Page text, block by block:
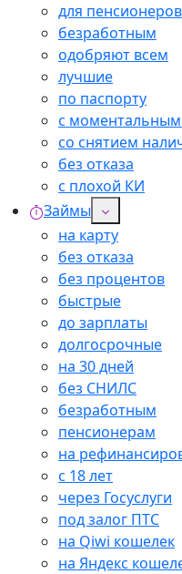
для пенсионеров
безработным
одобряют всем
лучшие
по паспорту
с
со снятием
без отказа
с плохой КИ
Займы
на карту
без отказа
без процентов
быстрые
до зарплаты
долгосрочные
на 30 дней
без СНИЛС
безработным
пенсионерам
на
с 18 лет
через Госуслуги
под залог ПТС
на Qiwi кошелек
на Яндекс